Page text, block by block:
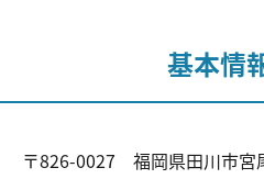
基本情
〒826-0027 福岡県田川市